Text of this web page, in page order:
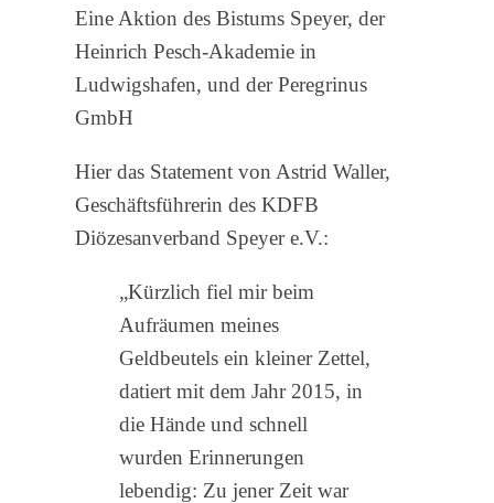
Eine Aktion des Bistums Speyer, der
Heinrich Pesch-Akademie in
Ludwigshafen, und der Peregrinus
GmbH
Hier das Statement von Astrid Waller,
Geschäftsführerin des KDFB
Diözesanverband Speyer e.V.:
„Kürzlich fiel mir beim
Aufräumen meines
Geldbeutels ein kleiner Zettel,
datiert mit dem Jahr 2015, in
die Hände und schnell
wurden Erinnerungen
lebendig: Zu jener Zeit war